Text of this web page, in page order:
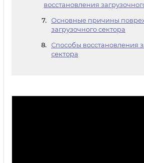
восстановления
Основные причины
загрузочного сектора
Способы восстановления
сектора